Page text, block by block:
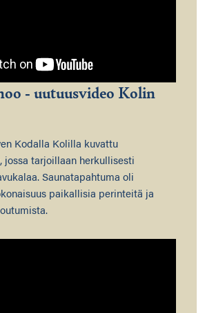
- uutuusvideo Kolin
Kodalla Kolilla kuvattu
jossa tarjoillaan herkullisesti
Saunatapahtuma oli
paikallisia perinteitä ja